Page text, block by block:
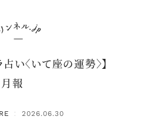
い〈いて座の運勢〉】
報
： 2026.06.30